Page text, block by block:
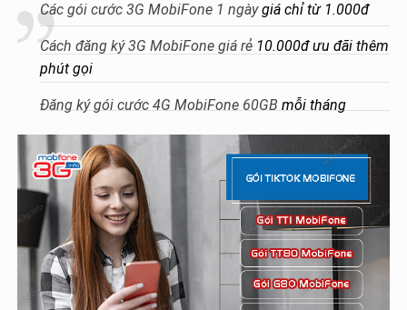
Các gói cước 3G MobiFone 1 ngàygiá chỉ từ 1.000đ
Cách đăng ký 3G MobiFone giá rẻ 10.000đ ưu đãi thêm
phút gọi
Đăng ký gói cước 4G MobiFone 60GB mỗi tháng